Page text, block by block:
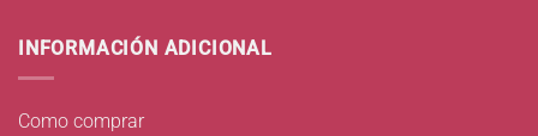
INFORMACIÓN ADICIONAL
Como comprar